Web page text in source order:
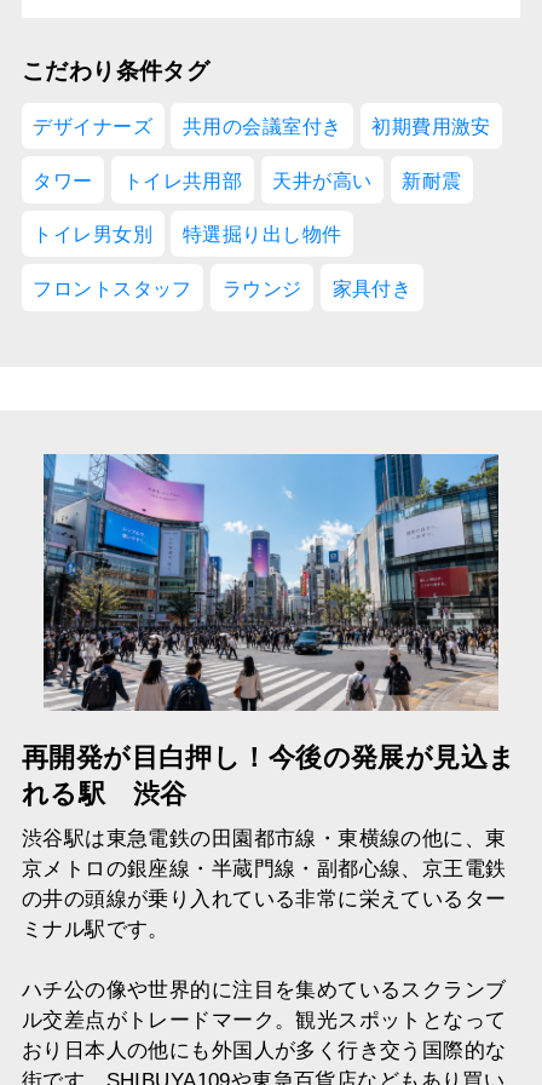
こだわり条件タグ
デザイナーズ 共用の会議室付き 初期費用激安
タワー トイレ共用部 天井が高い 新耐震
トイレ男女別 特選掘り出し物件
フロントスタッフ ラウンジ 家具付き
再開発が目白押し！今後の発展が見込ま
れる駅 渋谷
渋谷駅は東急電鉄の田園都市線・東横線の他に、東
京メトロの銀座線・半蔵門線・副都心線、京王電鉄
の井の頭線が乗り入れている非常に栄えているター
ミナル駅です。
ハチ公の像や世界的に注目を集めているスクランブ
ル交差点がトレードマーク。観光スポットとなって
おり日本人の他にも外国人が多く行き交う国際的な